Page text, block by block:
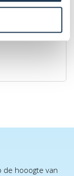
de hooogte van